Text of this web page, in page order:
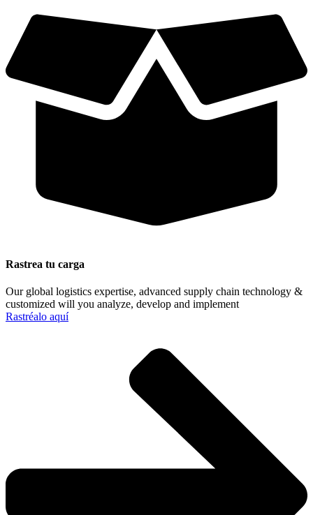
Rastrea tu carga
Our global logistics expertise, advanced supply chain technology &
customized will you analyze, develop and implement
Rastréalo aquí